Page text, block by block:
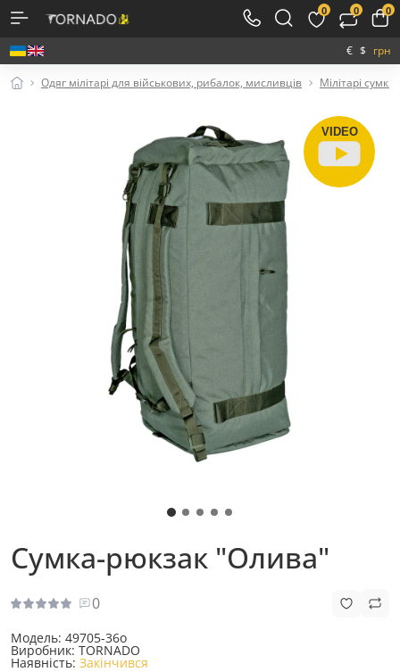
0 0 0
€ $ грн
Одяг мілітарі для військових, рибалок, мисливців Мілітарі
VIDEO
Сумка-рюкзак "Олива"
0
Модель: 49705-36о
Виробник: TORNADO
Наявність: Закінчився